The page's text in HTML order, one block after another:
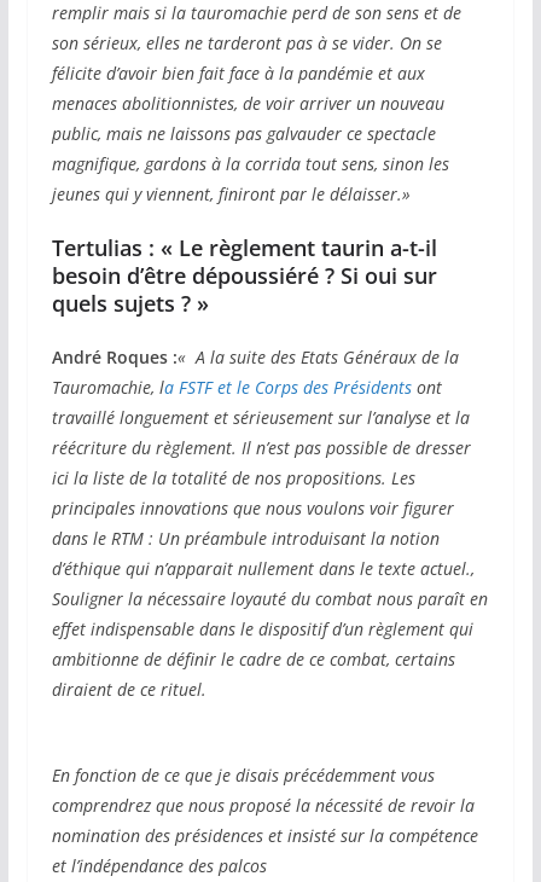
remplir mais si la tauromachie perd de son sens et de
son sérieux, elles ne tarderont pas à se vider. On se
félicite d’avoir bien fait face à la pandémie et aux
menaces abolitionnistes, de voir arriver un nouveau
public, mais ne laissons pas galvauder ce spectacle
magnifique, gardons à la corrida tout sens, sinon les
jeunes qui y viennent, finiront par le délaisser.»
Tertulias : « Le règlement taurin a-t-il
besoin d’être dépoussiéré ? Si oui sur
quels sujets ? »
André Roques :« A la suite des Etats Généraux de la
Tauromachie, la FSTF et le Corps des Présidentsont
travaillé longuement et sérieusement sur l’analyse et la
réécriture du règlement. Il n’est pas possible de dresser
ici la liste de la totalité de nos propositions. Les
principales innovations que nous voulons voir figurer
dans le RTM : Un préambule introduisant la notion
d’éthique qui n’apparait nullement dans le texte actuel.,
Souligner la nécessaire loyauté du combat nous paraît en
effet indispensable dans le dispositif d’un règlement qui
ambitionne de définir le cadre de ce combat, certains
diraient de ce rituel.
En fonction de ce que je disais précédemment vous
comprendrez que nous proposé la nécessité de revoir la
nomination des présidences et insisté sur la compétence
et l’indépendance des palcos